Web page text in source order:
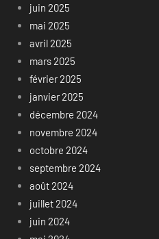
juin 2025
mai 2025
avril 2025
mars 2025
février 2025
janvier 2025
décembre 2024
novembre 2024
octobre 2024
septembre 2024
août 2024
juillet 2024
juin 2024